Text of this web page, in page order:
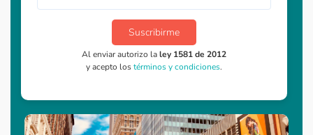
Suscribirme
Al enviar autorizo laley 1581 de 2012
y acepto lostérminos y condiciones.